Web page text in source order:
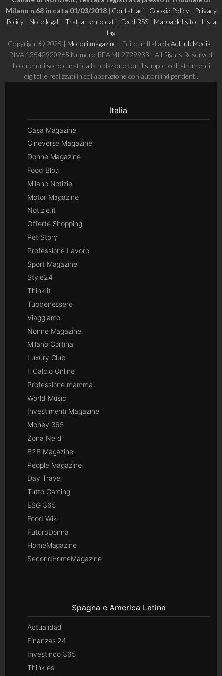
Milano n.68 in data 01/03/2018| Contattaci- Cookie Policy- Privacy
Policy- Note legali- Trattamento dati- Feed RSS- Mappa del sito - Lista
tag
Copyright © 2025 | Motori magazine - Edito in Italia da AdHub Media -
P.IVA 13542920965 Numero REA MI 2729933 - All Rights Reserved.
I contenuti sono curati dalla redazione con il supporto di strumenti
digitali e realizzati in collaborazione con autori indipendenti.
Italia
Casa Magazine
Cineverse Magazine
Donne Magazine
Food Blog
Milano Notizie
Motor Magazine
Notizie.it
Offerte Shopping
Pet Story
Professione Lavoro
Sport Magazine
Style24
Think.it
Tuobenessere
Viaggiamo
Nonne Magazine
Milano Cortina
Luxury Club
Il Calcio Online
Professione mamma
World Music
Investimenti Magazine
Money 365
Zona Nerd
B2B Magazine
People Magazine
Day Travel
Tutto Gaming
ESG 365
Food Wiki
FuturoDonna
HomeMagazine
SecondHomeMagazine
Spagna e America Latina
Actualidad
Finanzas 24
Investindo 365
Think.es